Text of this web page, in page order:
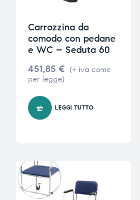
Carrozzina da
comodo con pedane
e WC – Seduta 60
451,85 € (+ iva come
per legge)
LEGGI TUTTO